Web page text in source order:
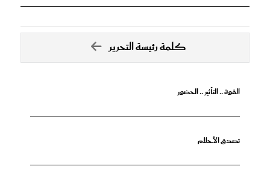
كلمة رئيسة التحرير
القوة .. التأثير .. الحضور
تصدق الأحلام